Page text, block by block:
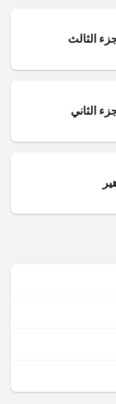
الثالث
الثاني